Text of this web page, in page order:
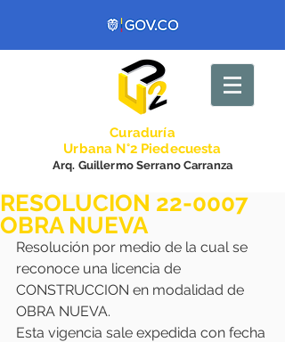
Curaduría
Urbana N°2 Piedecuesta
Arq. Guillermo Serrano Carranza
RESOLUCION 22-0007
OBRA NUEVA
Resolución por medio de la cual se
reconoce una licencia de
CONSTRUCCION en modalidad de
OBRA NUEVA.
Esta vigencia sale expedida con fecha